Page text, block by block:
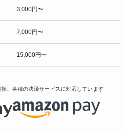
3,000円〜
7,000円〜
15,000円〜
、各種の決済サービスに対応しています